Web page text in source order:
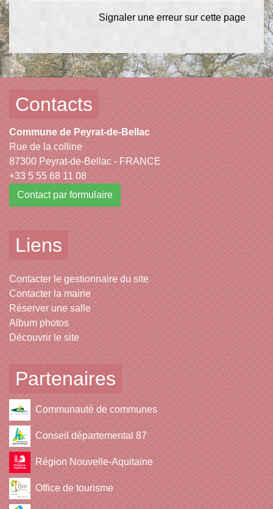
Signaler une erreur sur cette page
Contacts
Commune de Peyrat-de-Bellac
Rue de la colline
87300 Peyrat-de-Bellac - FRANCE
+33 5 55 68 11 08
Contact par formulaire
Liens
Contacter le gestionnaire du site
Contacter la mairie
Réserver une salle
Album photos
Découvrir le site
Partenaires
Communauté de communes
Conseil départemental 87
Région Nouvelle-Aquitaine
Office de tourisme